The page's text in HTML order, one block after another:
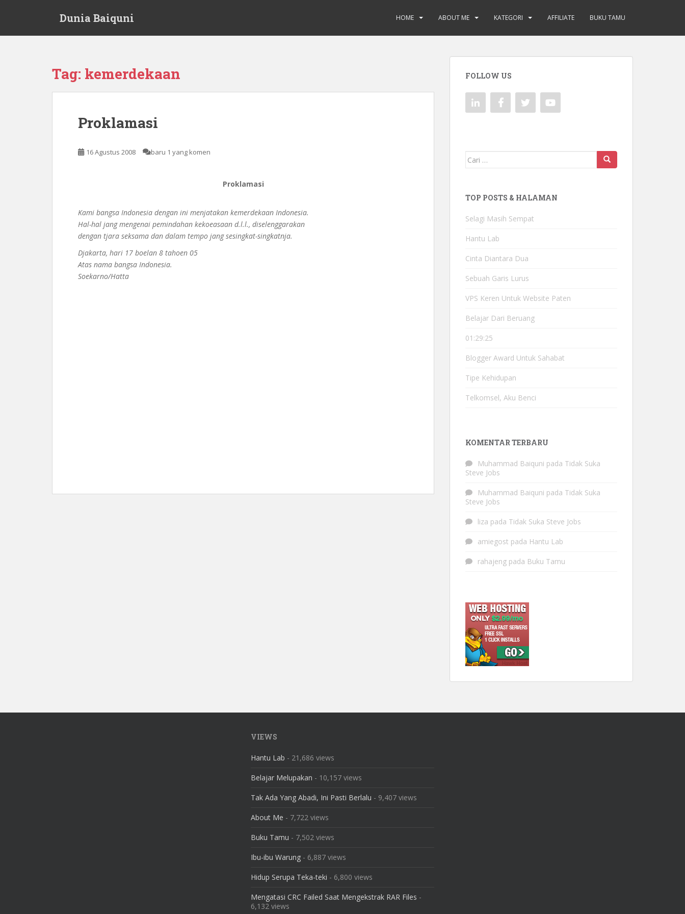
Dunia Baiquni HOME ABOUT ME KATEGORI AFFILIATE BUKU TAMU
Tag: kemerdekaan
Proklamasi
16 Agustus 2008 baru 1 yang komen
Proklamasi
Kami bangsa Indonesia dengan ini menjatakan kemerdekaan Indonesia.
Hal-hal jang mengenai pemindahan kekoeasaan d.l.l., diselenggarakan
dengan tjara seksama dan dalam tempo jang sesingkat-singkatnja.
Djakarta, hari 17 boelan 8 tahoen 05
Atas nama bangsa Indonesia.
Soekarno/Hatta
FOLLOW US
Mencari:
TOP POSTS & HALAMAN
Selagi Masih Sempat
Hantu Lab
Cinta Diantara Dua
Sebuah Garis Lurus
VPS Keren Untuk Website Paten
Belajar Dari Beruang
01:29:25
Blogger Award Untuk Sahabat
Tipe Kehidupan
Telkomsel, Aku Benci
KOMENTAR TERBARU
Muhammad Baiquni pada Tidak Suka
Steve Jobs
Muhammad Baiquni pada Tidak Suka
Steve Jobs
liza pada Tidak Suka Steve Jobs
amiegost pada Hantu Lab
rahajeng pada Buku Tamu
VIEWS
Hantu Lab - 21,686 views
Belajar Melupakan - 10,157 views
Tak Ada Yang Abadi, Ini Pasti Berlalu - 9,407 views
About Me - 7,722 views
Buku Tamu - 7,502 views
Ibu-ibu Warung - 6,887 views
Hidup Serupa Teka-teki - 6,800 views
Mengatasi CRC Failed Saat Mengekstrak RAR Files -
6,132 views